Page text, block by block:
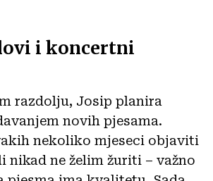
i koncertni
razdolju, Josip planira
novih pjesama.
nekoliko mjeseci objaviti
nikad ne želim žuriti – važno